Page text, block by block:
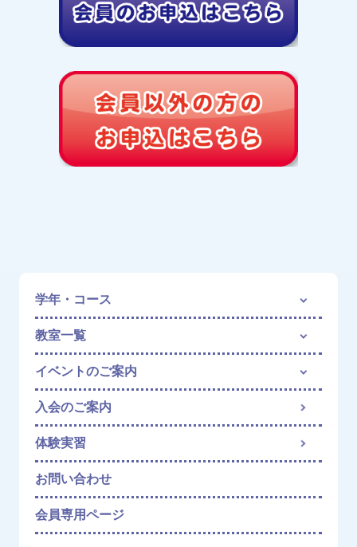
会員以外の方
ページ下部「会員以外の方のお申込みはこちら」をクリ
ックし、お申込みフォームからご予約ください。
※先着順で受付し、定員に達した場合は申込期限前に締
切らせていただきます。
※実習開催日3日前でインターネットからの申込受付締め
切りとなります。締め切り後のお申込希望は直接開催教
室までご連絡ください。
※予約完了後に「お申込み完了メール」をお送りいたし
参加確定メールにて実習費のお支払い用のURLをご案内
す。
参加確定メールは「no-reply@service-dgft.com」からお
送りします。@service-dgft.comからのメールが受信でき
るように設定をお願いいたします。
※お申し込み時点では参加確定ではありませんのでご注
参加確定メールをご確認の上、参加費のお支払いをお願
※お申し込み者の都合により参加を取り消される場合、
キャンセル料をいただきますのでご注意ください。キャ
キャンセル料
前日～当日実習開始前 参加費用の50％
無連絡不参加および実習開始後 参加費用の100％
一般の方用お問い合わせフォームより承ります。
※こちらはお問い合わせフォームです。申込みフォーム
ではありませんので、お間違いないように。
※返答に3営業日程度かかることがあります。予めご了承
ください。
学年・コース
教室一覧
イベントのご案内
入会のご案内
体験実習
お問い合わせ
会員専用ページ